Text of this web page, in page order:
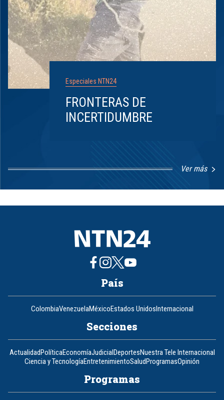
Especiales NTN24
FRONTERAS DE
INCERTIDUMBRE
Ver más
1
8
País
ColombiaVenezuelaMéxicoEstados UnidosInternacional
Secciones
ActualidadPolíticaEconomíaJudicialDeportesNuestra Tele Internacional
Ciencia y TecnologíaEntretenimientoSaludProgramasOpinión
Programas